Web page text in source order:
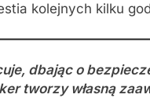
kolejnych kilku
dbając o
tworzy własną